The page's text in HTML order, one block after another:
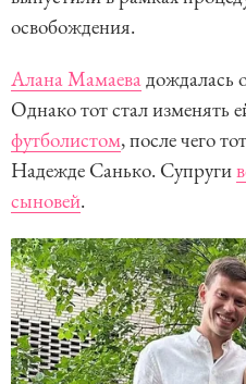
освобождения.
Алана Мамаевадождалась
Однако тот стал изменять
футболистом, после чего
Надежде Санько. Супруги
сыновей.